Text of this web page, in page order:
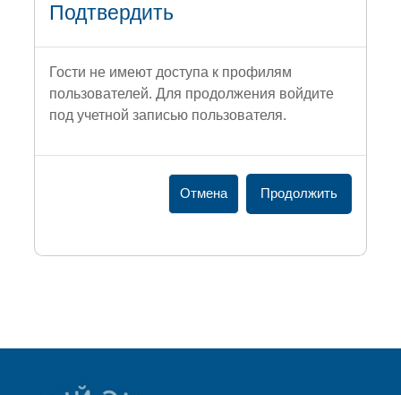
Подтвердить
Гости не имеют доступа к профилям
пользователей. Для продолжения войдите
под учетной записью пользователя.
Отмена Продолжить